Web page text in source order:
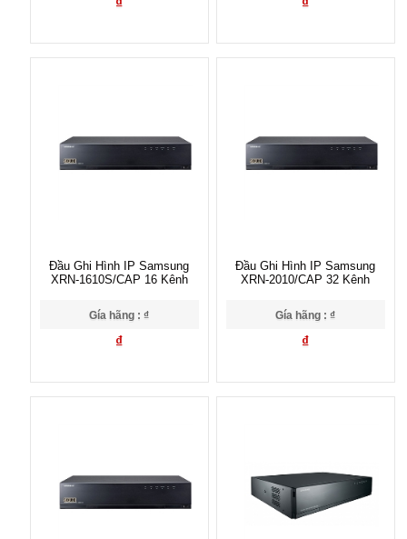
Đầu Ghi Hình IP Samsung
XRN-1610S/CAP 16 Kênh
Gía hãng : ₫
₫
Đầu Ghi Hình IP Samsung
XRN-2010/CAP 32 Kênh
Gía hãng : ₫
₫